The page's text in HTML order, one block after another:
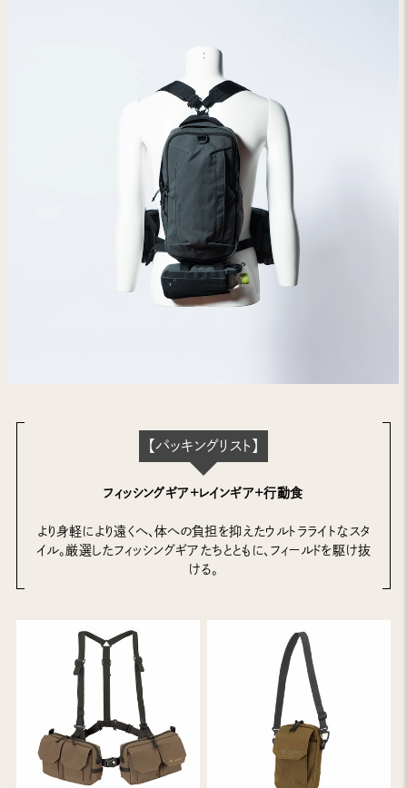
【パッキングリスト】
フィッシングギア+レインギア+行動食
より身軽により遠くへ、体への負担を抑えたウルトラライトなスタ
イル。厳選したフィッシングギアたちとともに、フィールドを駆け抜
ける。